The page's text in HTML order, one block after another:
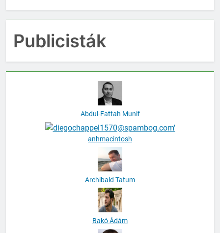
Publicisták
Abdul-Fattah Munif
anhmacintosh
Archibald Tatum
Bakó Ádám